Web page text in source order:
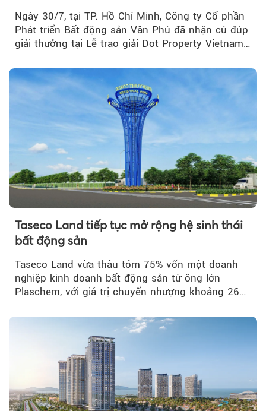
Ngày 30/7, tại TP. Hồ Chí Minh, Công ty Cổ phần
Phát triển Bất động sản Văn Phú đã nhận cú đúp
giải thưởng tại Lễ trao giải Dot Property Vietnam
Taseco Land tiếp tục mở rộng hệ sinh thái
bất động sản
Taseco Land vừa thâu tóm 75% vốn một doanh
nghiệp kinh doanh bất động sản từ ông lớn
Plaschem, với giá trị chuyển nhượng khoảng 262